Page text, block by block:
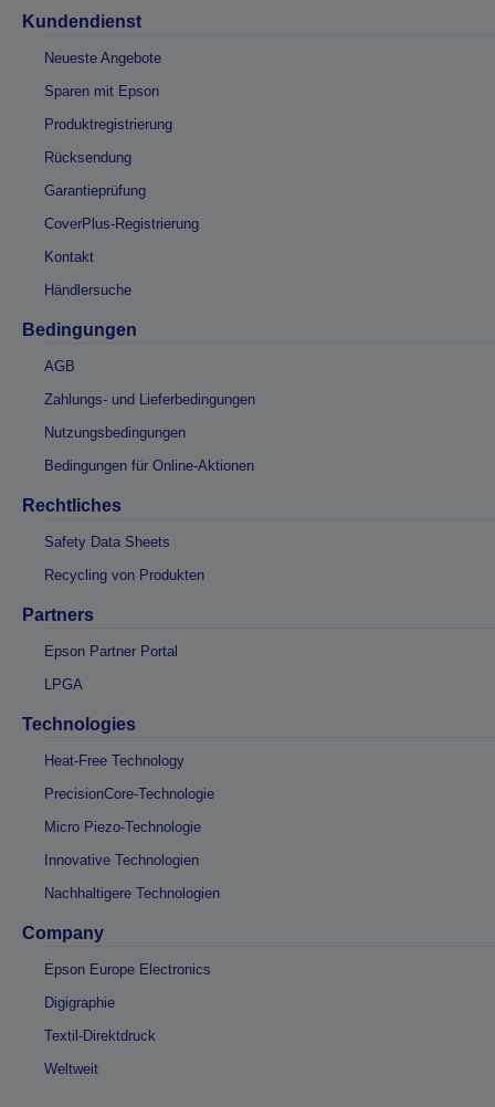
Kundendienst
Neueste Angebote
Sparen mit Epson
Produktregistrierung
Rücksendung
Garantieprüfung
CoverPlus-Registrierung
Kontakt
Händlersuche
Bedingungen
AGB
Zahlungs- und Lieferbedingungen
Nutzungsbedingungen
Bedingungen für Online-Aktionen
Rechtliches
Safety Data Sheets
Recycling von Produkten
Partners
Epson Partner Portal
LPGA
Technologies
Heat-Free Technology
PrecisionCore-Technologie
Micro Piezo-Technologie
Innovative Technologien
Nachhaltigere Technologien
Company
Epson Europe Electronics
Digigraphie
Textil-Direktdruck
Weltweit